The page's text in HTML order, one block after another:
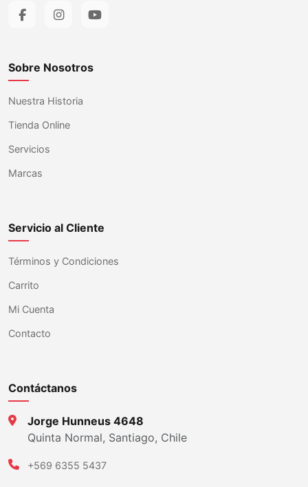
Sobre Nosotros
Nuestra Historia
Tienda Online
Servicios
Marcas
Servicio al Cliente
Términos y Condiciones
Carrito
Mi Cuenta
Contacto
Contáctanos
Jorge Hunneus 4648
Quinta Normal, Santiago, Chile
+569 6355 5437